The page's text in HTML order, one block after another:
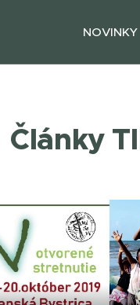
NOVINKY
Články